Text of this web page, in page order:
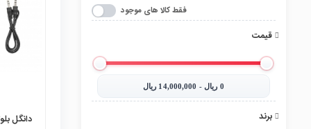
فقط کالا های موجود
قیمت
0‎ ریال - 14,000,000‎ ریال
برند
دانگل